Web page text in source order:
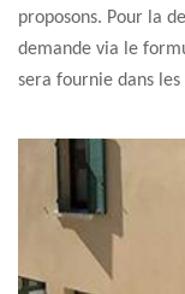
proposons. Pour la
demande via le
sera fournie dans